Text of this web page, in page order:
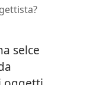
selce